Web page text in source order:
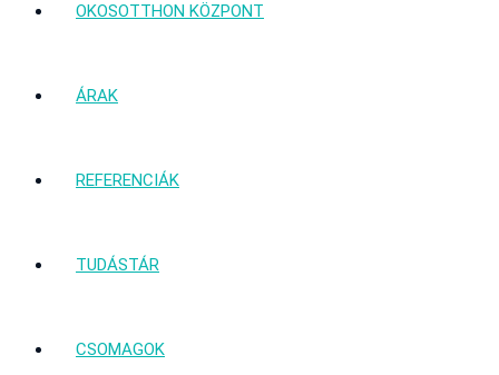
OKOSOTTHON KÖZPONT
ÁRAK
REFERENCIÁK
TUDÁSTÁR
CSOMAGOK